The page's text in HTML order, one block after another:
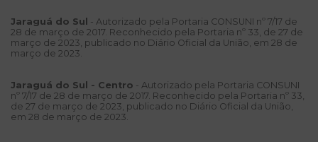
Jaraguá do Sul - Autorizado pela Portaria CONSUNI nº 7/17 de
28 de março de 2017. Reconhecido pela Portaria nº 33, de 27 de
março de 2023, publicado no Diário Oficial da União, em 28 de
março de 2023.
Jaraguá do Sul - Centro - Autorizado pela Portaria CONSUNI
nº 7/17 de 28 de março de 2017. Reconhecido pela Portaria nº 33,
de 27 de março de 2023, publicado no Diário Oficial da União,
em 28 de março de 2023.